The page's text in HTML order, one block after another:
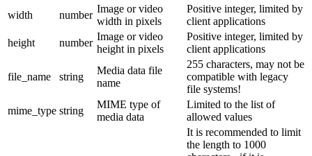
width
number
Image or video
width in pixels
Positive integer, limited by
client applications
height
number
Image or video
height in pixels
Positive integer, limited by
client applications
file_name string
Media data file
name
255 characters, may not be
compatible with legacy
file systems!
mime_type string
MIME type of
media data
Limited to the list of
allowed values
It is recommended to limit
the length to 1000